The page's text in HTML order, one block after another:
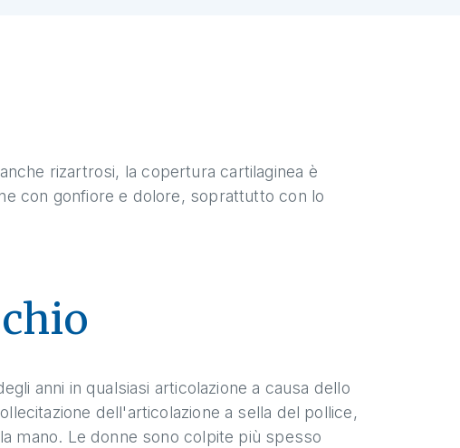
rizartrosi, la copertura cartilaginea è
con gonfiore e dolore, soprattutto con lo
anni in qualsiasi articolazione a causa dello
dell'articolazione a sella del pollice,
mano. Le donne sono colpite più spesso